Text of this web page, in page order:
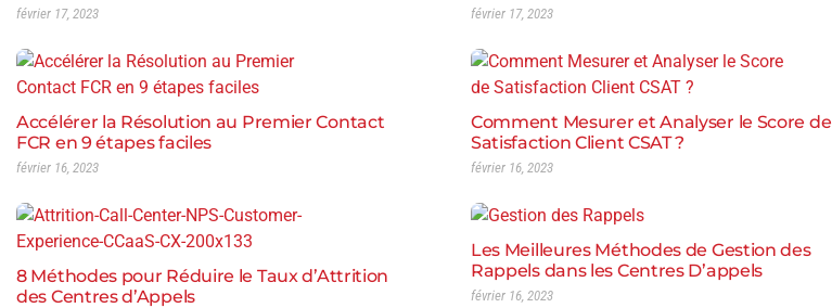
février 17, 2023 février 17, 2023
Accélérer la Résolution au Premier Contact
FCR en 9 étapes faciles
février 16, 2023
Comment Mesurer et Analyser le Score de
Satisfaction Client CSAT ?
février 16, 2023
8 Méthodes pour Réduire le Taux d’Attrition
des Centres d’Appels
Les Meilleures Méthodes de Gestion des
Rappels dans les Centres D’appels
février 16, 2023